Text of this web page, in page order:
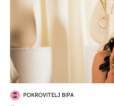
POKROVITELJ BIPA